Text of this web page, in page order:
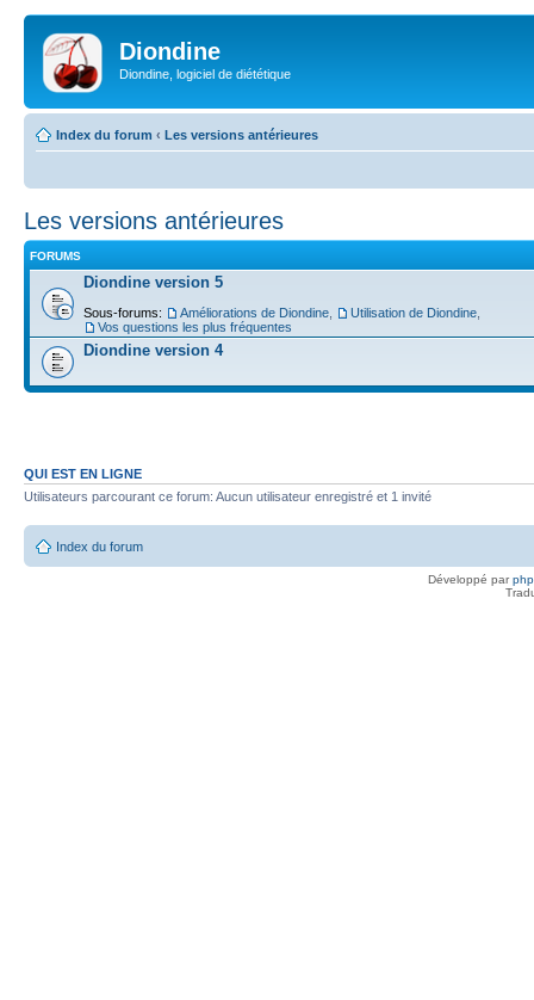
Diondine
Diondine, logiciel de diététique
Index du forum ‹ Les versions antérieures
Les versions antérieures
FORUMS
Diondine version 5
Sous-forums: Améliorations de Diondine Utilisation de Diondine
Vos questions les plus fréquentes
Diondine version 4
QUI EST EN LIGNE
Utilisateurs parcourant ce forum: Aucun utilisateur enregistré et 1 invité
Index du forum
Développé par